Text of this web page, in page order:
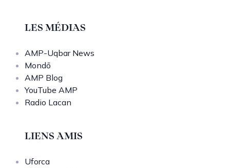
LES MÉDIAS
AMP-Uqbar News
Mondō
AMP Blog
YouTube AMP
Radio Lacan
LIENS AMIS
Uforca